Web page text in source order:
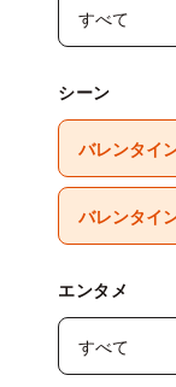
シーン
エンタメ